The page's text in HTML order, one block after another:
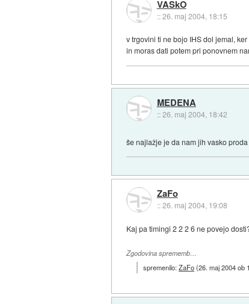
VASkO
::26. maj 2004, 18:15
v trgovini ti ne bojo IHS dol jemal,
in moras dati potem pri ponovnem
MEDENA
::26. maj 2004, 18:42
še najlažje je da nam jih vasko
ZaFo
::26. maj 2004, 19:08
Kaj pa timingi 2 2 2 6 ne povejo
Zgodovina sprememb…
spremenilo:ZaFo(26. maj 2004 ob